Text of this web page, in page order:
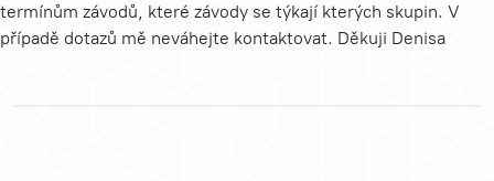
termínům závodů, které závody se týkají kterých skupin. V
případě dotazů mě neváhejte kontaktovat. Děkuji Denisa